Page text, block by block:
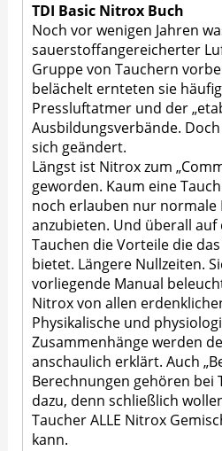
TDI Basic Nitrox Buch
Noch vor wenigen Jahren
sauerstoffangereicherter
Gruppe von Tauchern
belächelt ernteten sie
Pressluftatmer und der
Ausbildungsverbände.
sich geändert.
Längst ist Nitrox zum
geworden. Kaum eine
noch erlauben nur normale
anzubieten. Und überall auf
Tauchen die Vorteile die
bietet. Längere Nullzeiten.
vorliegende Manual
Nitrox von allen
Physikalische und
Zusammenhänge werden
anschaulich erklärt. Auch
Berechnungen gehören bei
dazu, denn schließlich
Taucher ALLE Nitrox
kann.